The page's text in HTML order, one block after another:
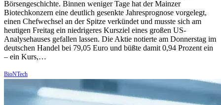
Börsengeschichte. Binnen weniger Tage hat der Mainzer
Biotechkonzern eine deutlich gesenkte Jahresprognose vorgelegt,
einen Chefwechsel an der Spitze verkündet und musste sich am
heutigen Freitag ein niedrigeres Kursziel eines großen US-
Analysehauses gefallen lassen. Die Aktie notierte am Donnerstag im
deutschen Handel bei 79,05 Euro und büßte damit 0,94 Prozent ein
– ein Kurs,…
BioNTech